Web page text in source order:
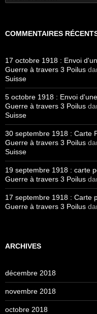
COMMENTAIRES
17 octobre 1918 : Envoi
Guerre à travers 3 Poilus
Suisse
5 octobre 1918 : Envoi
Guerre à travers 3 Poilus
Suisse
30 septembre 1918 : Carte
Guerre à travers 3 Poilus
Suisse
19 septembre 1918 : carte
Guerre à travers 3 Poilus
17 septembre 1918 : Carte
Guerre à travers 3 Poilus
ARCHIVES
décembre 2018
novembre 2018
octobre 2018